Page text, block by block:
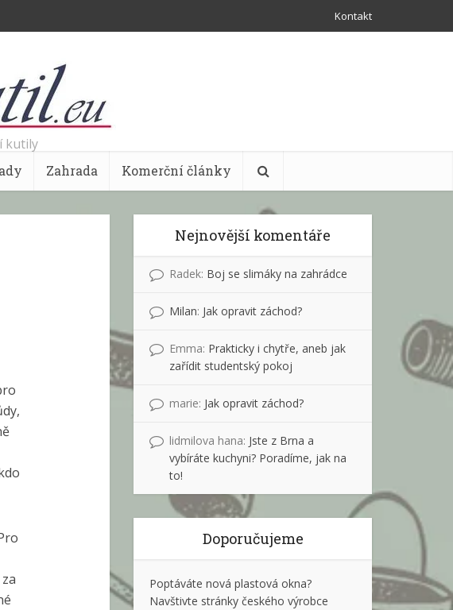
Kontakt
kutily
Zahrada Komerční články
Nejnovější komentáře
Radek: Boj se slimáky na zahrádce
Milan: Jak opravit záchod?
Emma: Prakticky i chytře, aneb jak
zařídit studentský pokoj
marie: Jak opravit záchod?
lidmilova hana: Jste z Brna a
vybíráte kuchyni? Poradíme, jak na
to!
Doporučujeme
Poptáváte nová plastová okna?
Navštivte stránky českého výrobce